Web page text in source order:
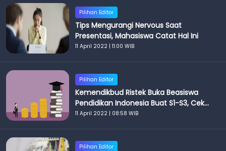
Pilihan Editor
Tips Mengurangi Nervous Saat
Presentasi, Mahasiswa Catat Hal Ini
11 April 2022 | 11:00 WIB
Pilihan Editor
Kemendikbud Ristek Buka Beasiswa
Pendidikan Indonesia Buat S1-S3, Cek
Persyaratannya
11 April 2022 | 08:58 WIB
Pilihan Editor